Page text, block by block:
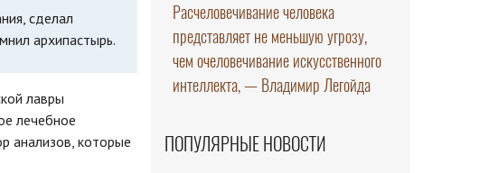
сделал
архипастырь.
лавры
лечебное
анализов, которые
Расчеловечивание человека
представляет не меньшую угрозу,
чем очеловечивание искусственного
интеллекта, — Владимир Легойда
ПОПУЛЯРНЫЕ НОВОСТИ